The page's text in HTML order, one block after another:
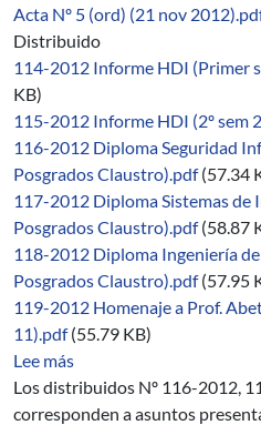
Acta Nº 5 (ord) (21 nov
Distribuido
114-2012 Informe HDI (Primer
KB)
115-2012 Informe HDI (2º sem
116-2012 Diploma Seguridad
Posgrados Claustro).pdf (57.34
117-2012 Diploma Sistemas de
Posgrados Claustro).pdf (58.87
118-2012 Diploma Ingeniería
Posgrados Claustro).pdf (57.95
119-2012 Homenaje a Prof.
11).pdf (55.79 KB)
Lee mássobre 05/2012-2014
Los distribuidos Nº 116-2012,
corresponden a asuntos